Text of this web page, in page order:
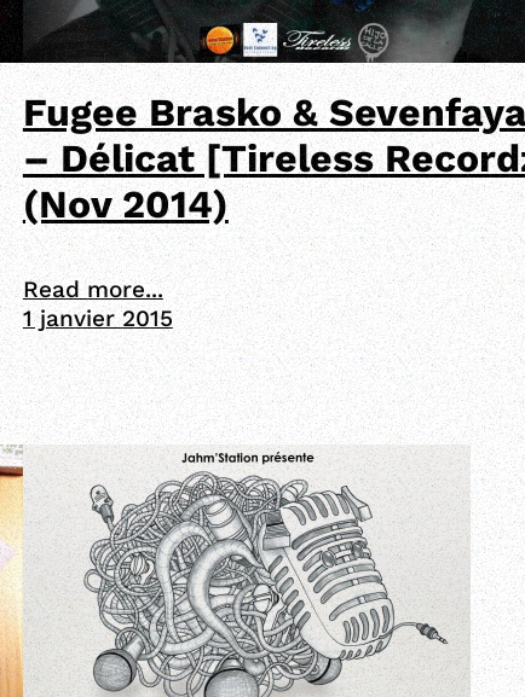
Fugee Brasko &
– Délicat [Tireless
(Nov 2014)
Read more...
1 janvier 2015